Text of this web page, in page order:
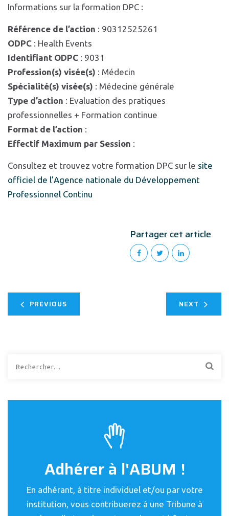
Informations sur la formation DPC :
Référence de l’action : 90312525261
ODPC : Health Events
Identifiant ODPC : 9031
Profession(s) visée(s) : Médecin
Spécialité(s) visée(s) : Médecine générale
Type d’action : Evaluation des pratiques
professionnelles + Formation continue
Format de l’action :
Effectif Maximum par Session :
Consultez et trouvez votre formation DPC sur le site
officiel de l’Agence nationale du Développement
Professionnel Continu
Partager cet article
PREVIOUS NEXT
Adhérer à l'ABUM !
En adhérant, à titre individuel et/ou par votre
institution, vous contribuerez à une Tribune à